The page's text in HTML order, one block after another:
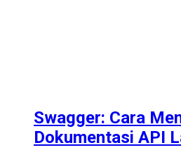
Swagger: Cara
Dokumentasi API